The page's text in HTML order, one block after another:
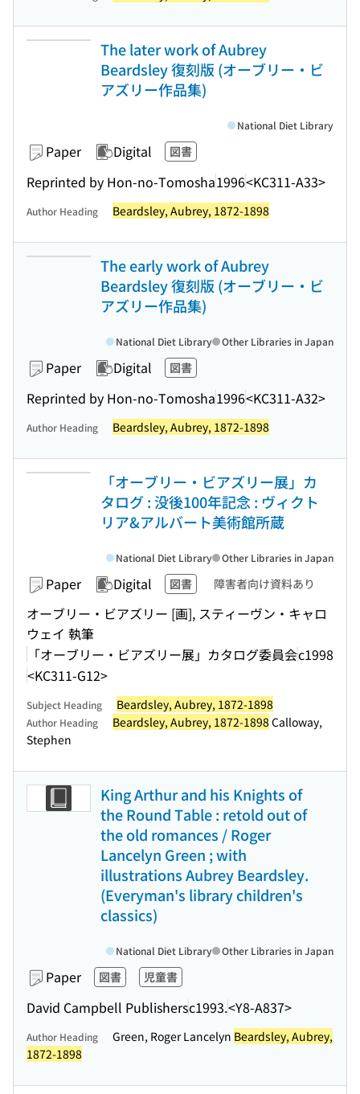
The later work of Aubrey
Beardsley 復刻版 (オーブリー・ビ
アズリー作品集)
Paper Digital 図書
Reprinted by Hon-no-Tomosha1996<KC311-A33>
National Diet Library
Author Heading Beardsley, Aubrey, 1872-1898
The early work of Aubrey
Beardsley 復刻版 (オーブリー・ビ
アズリー作品集)
Paper Digital 図書
Reprinted by Hon-no-Tomosha1996<KC311-A32>
National Diet Library Other Libraries in Japan
Author Heading Beardsley, Aubrey, 1872-1898
「オーブリー・ビアズリー展」カ
タログ : 没後100年記念 : ヴィクト
リア&アルバート美術館所蔵
Paper Digital 図書 障害者向け資料あり
オーブリー・ビアズリー [画], スティーヴン・キャロ
ウェイ 執筆
「オーブリー・ビアズリー展」カタログ委員会c1998
<KC311-G12>
National Diet Library Other Libraries in Japan
Subject Heading Beardsley, Aubrey, 1872-1898
Author Heading Beardsley, Aubrey, 1872-1898 Calloway,
Stephen
King Arthur and his Knights of
the Round Table : retold out of
the old romances / Roger
Lancelyn Green ; with
illustrations Aubrey Beardsley.
(Everyman's library children's
classics)
Paper 図書 児童書
David Campbell Publishersc1993.<Y8-A837>
National Diet Library Other Libraries in Japan
Author Heading Green, Roger Lancelyn Beardsley, Aubrey,
1872-1898